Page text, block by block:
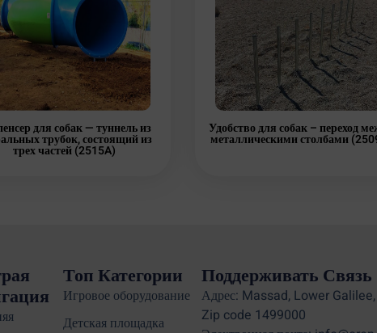
для собак — туннель из
трубок, состоящий из
трех частей (2515A)
Удобство для собак – переход
металлическими столбами
Топ Категории
Игровое оборудование
Детская площадка
Поддерживать Связь
Адрес: Massad, Lower Galilee,
Zip code 1499000